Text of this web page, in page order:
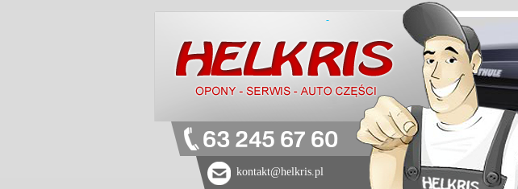
63 245 67 60
kontakt@helkris.pl